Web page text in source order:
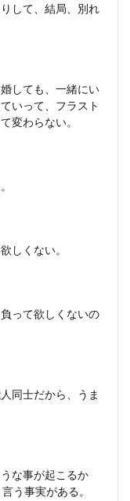
して、結局、別れ
しても、一緒にい
いって、フラスト
変わらない。
しくない。
って欲しくないの
同士だから、うま
な事が起こるか
う事実がある。